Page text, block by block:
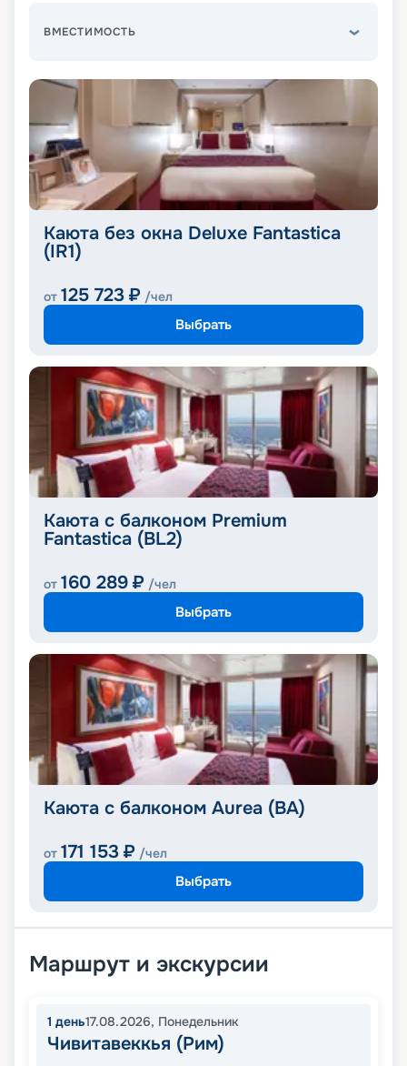
ВМЕСТИМОСТЬ
Каюта без окна Deluxe Fantastica
(IR1)
от 125 723 ₽ /чел
Выбрать
Каюта с балконом Premium
Fantastica (BL2)
от 160 289 ₽ /чел
Выбрать
Каюта с балконом Aurea (BA)
от 171 153 ₽ /чел
Выбрать
Маршрут и экскурсии
1 день17.08.2026, Понедельник
Чивитавеккья (Рим)